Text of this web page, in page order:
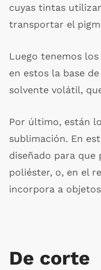
cuyas tintas
transportar el
Luego tenemos
en estos la base
solvente volátil,
Por último, están
sublimación. En
diseñado para que
poliéster, o, en el
incorpora a
De corte